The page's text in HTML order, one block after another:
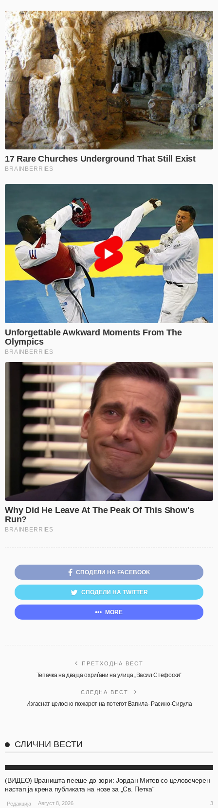
СПОДЕЛИ НА FACEBOOK
СПОДЕЛИ НА TWITTER
MORE
ПРЕТХОДНА ВЕСТ
Тепачка на двајца охриѓани на улица „Васил Стефоски“
СЛЕДНА ВЕСТ
Изгаснат целосно пожарот на потегот Вапила- Расино-Сирула
СЛИЧНИ ВЕСТИ
(ВИДЕО) Враништа пееше до зори: Јордан Митев со целовечерен
настап ја крена публиката на нозе за „Св. Петка“
Редакција Август 8, 2026 3